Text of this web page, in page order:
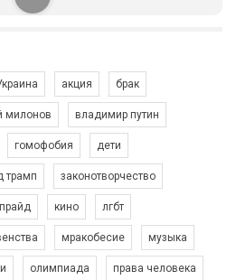
до нас. Регіональні підрозділи
Зупинимо насильство проти ЛГБТ в Україні! Stop violence against LGBT in Ukraine!
акция брак
милонов владимир путин
гомофобия дети
трамп законотворчество
кино лгбт
мракобесие музыка
олимпиада права человека